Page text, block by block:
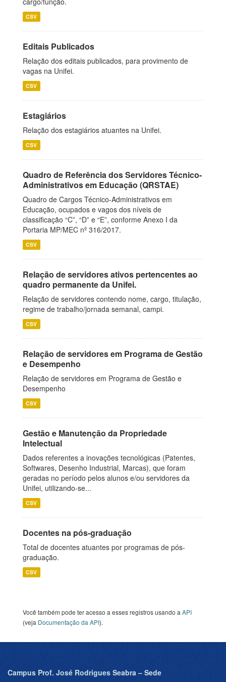
CSV
Editais Publicados
Relação dos editais publicados, para provimento de
vagas na Unifei.
CSV
Estagiários
Relação dos estagiários atuantes na Unifei.
CSV
Quadro de Referência dos Servidores Técnico-
Administrativos em Educação (QRSTAE)
Quadro de Cargos Técnico-Administrativos em
Educação, ocupados e vagos dos níveis de
classificação “C”, “D” e “E”, conforme Anexo I da
Portaria MP/MEC nº 316/2017.
CSV
Relação de servidores ativos pertencentes ao
quadro permanente da Unifei.
Relação de servidores contendo nome, cargo, titulação,
regime de trabalho/jornada semanal, campi.
CSV
Relação de servidores em Programa de Gestão
e Desempenho
Relação de servidores em Programa de Gestão e
Desempenho
CSV
Gestão e Manutenção da Propriedade
Intelectual
Dados referentes a inovações tecnológicas (Patentes,
Softwares, Desenho Industrial, Marcas), que foram
geradas no período pelos alunos e/ou servidores da
Unifei, utilizando-se...
CSV
Docentes na pós-graduação
Total de docentes atuantes por programas de pós-
graduação.
CSV
Você também pode ter acesso a esses registros usando a API
(veja Documentação da API).
Campus Prof. José Rodrigues Seabra – Sede